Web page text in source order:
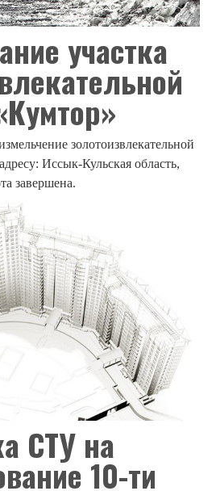
участка
золотоизвлекательной
Иссык-Кульская область,
завершена.
СТУ на
10-ти